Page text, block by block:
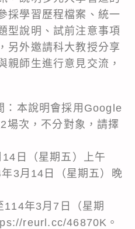
採學習歷程檔案、統一
型說明、試前注意事項
另外邀請科大教授分享
親師生進行意見交流，
：本說明會採用Google
場次，不分對象，請擇
（星期五）上午
3月14日（星期五）晚
年3月7日（星期
reurl.cc/46870K 。